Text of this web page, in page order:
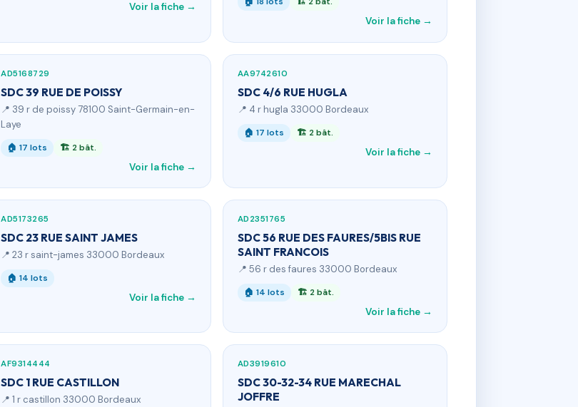
Voir la fiche →
Voir la fiche →
AD5168729
SDC 39 RUE DE POISSY
📍 39 r de poissy 78100 Saint-Germain-en-
Laye
🏠 17 lots 🏗 2 bât.
Voir la fiche →
AA9742610
SDC 4/6 RUE HUGLA
📍 4 r hugla 33000 Bordeaux
🏠 17 lots 🏗 2 bât.
Voir la fiche →
AD5173265
SDC 23 RUE SAINT JAMES
📍 23 r saint-james 33000 Bordeaux
🏠 14 lots
Voir la fiche →
AD2351765
SDC 56 RUE DES FAURES/5BIS RUE
SAINT FRANCOIS
📍 56 r des faures 33000 Bordeaux
🏠 14 lots 🏗 2 bât.
Voir la fiche →
AF9314444
SDC 1 RUE CASTILLON
📍 1 r castillon 33000 Bordeaux
AD3919610
SDC 30-32-34 RUE MARECHAL
JOFFRE